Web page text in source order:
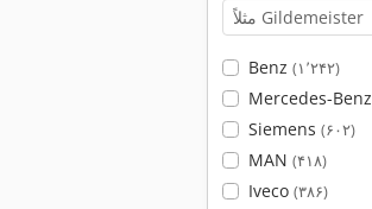
Benz (۱٬۲۴۲)
Mercedes-Benz
Siemens (۶۰۲)
MAN (۴۱۸)
Iveco (۳۸۶)